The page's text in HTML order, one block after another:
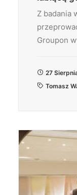
Z badania
Groupon
27
Tomasz